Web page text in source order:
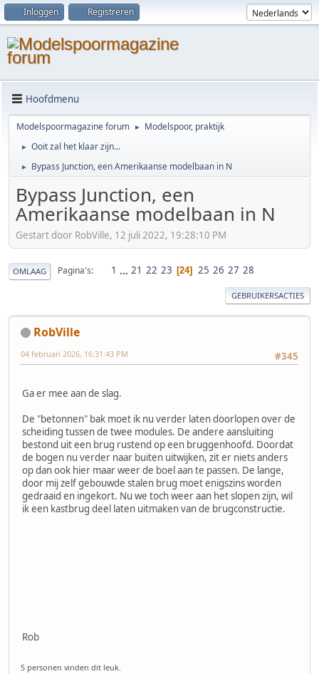
Inloggen Registreren
Hoofdmenu
Modelspoormagazine forum ► Modelspoor, praktijk
► Ooit zal het klaar zijn...
► Bypass Junction, een Amerikaanse modelbaan in N
Bypass Junction, een
Amerikaanse modelbaan in N
Gestart door RobVille, 12 juli 2022, 19:28:10 PM
OMLAAG Pagina's 1 ... 21 22 23 24 25 26 27 28
GEBRUIKERSACTIES
RobVille
#345
04 februari 2026, 16:31:43 PM
Ga er mee aan de slag.
De "betonnen" bak moet ik nu verder laten doorlopen over de
scheiding tussen de twee modules. De andere aansluiting
bestond uit een brug rustend op een bruggenhoofd. Doordat
de bogen nu verder naar buiten uitwijken, zit er niets anders
op dan ook hier maar weer de boel aan te passen. De lange,
door mij zelf gebouwde stalen brug moet enigszins worden
gedraaid en ingekort. Nu we toch weer aan het slopen zijn, wil
ik een kastbrug deel laten uitmaken van de brugconstructie.
Rob
5 personen vinden dit leuk.